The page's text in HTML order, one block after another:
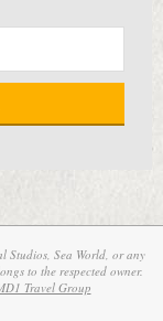
Studios, Sea World, or any
to the respected owner.
Travel Group